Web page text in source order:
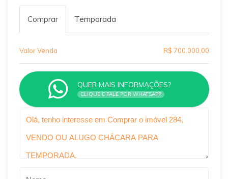
Comprar Temporada
Valor Venda R$ 700.000,00
QUER MAIS INFORMAÇÕES?
CLIQUE E FALE POR WHATSAPP